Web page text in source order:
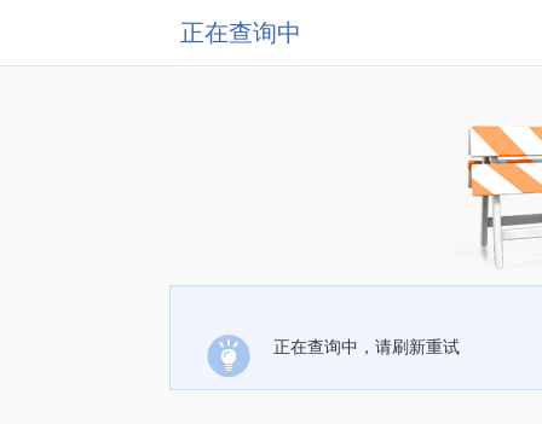
正在查询中
正在查询中，请刷新重试